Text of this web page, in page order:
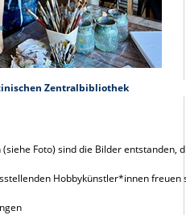
Zentralbibliothek
Foto) sind die Bilder entstanden,
Hobbykünstler*innen freuen